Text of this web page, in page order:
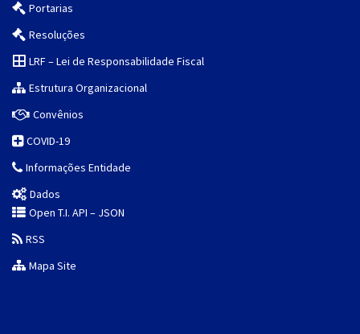
Portarias
Resoluções
LRF – Lei de Responsabilidade Fiscal
Estrutura Organizacional
Convênios
COVID-19
Informações Entidade
Dados
Open T.I. API – JSON
RSS
Mapa Site